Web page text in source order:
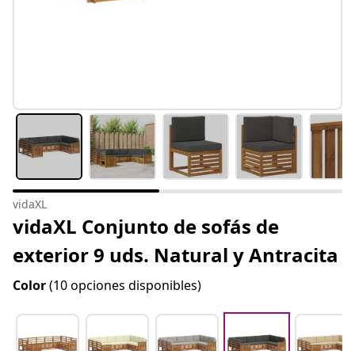
vidaXL
vidaXL Conjunto de sofás de
exterior 9 uds. Natural y Antracita
Color(10 opciones disponibles)